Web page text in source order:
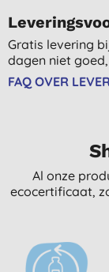
Gratis levering
dagen niet
FAQ OVER
Al onze
ecocertificaat,